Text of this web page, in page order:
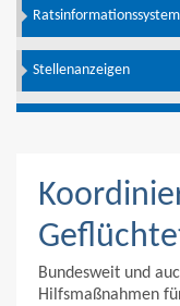
Ratsinformationssystem
Stellenanzeigen
Bundesweit und
Hilfsmaßnahmen